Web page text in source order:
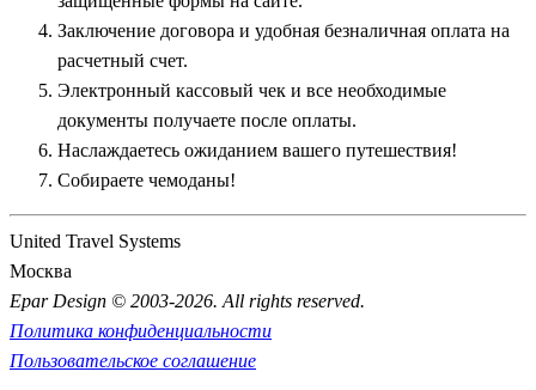
замковый комплекс Нессельбек, где проводятся
интерактивные рыцарские шоу и конные турниры.
Светлогорск и Янтарный
представить без визита на знаменитые приморские курорты,
каждый из которых имеет свой неповторимый характер.
Огромной популярностью пользуется очаровательный
Зеленоградск
(бывший Кранц). Этот город официально
признан столицей кошек — их изображения, скульптуры и
Заключение договора и удобная безналичная оплата на
расчетный счет.
Электронный кассовый чек и все необходимые
документы получаете после оплаты.
Наслаждаетесь ожиданием вашего путешествия!
Собираете чемоданы!
United Travel Systems
Москва
Epar Design © 2003-2026. All rights reserved.
Политика конфиденциальности
Пользовательское соглашение